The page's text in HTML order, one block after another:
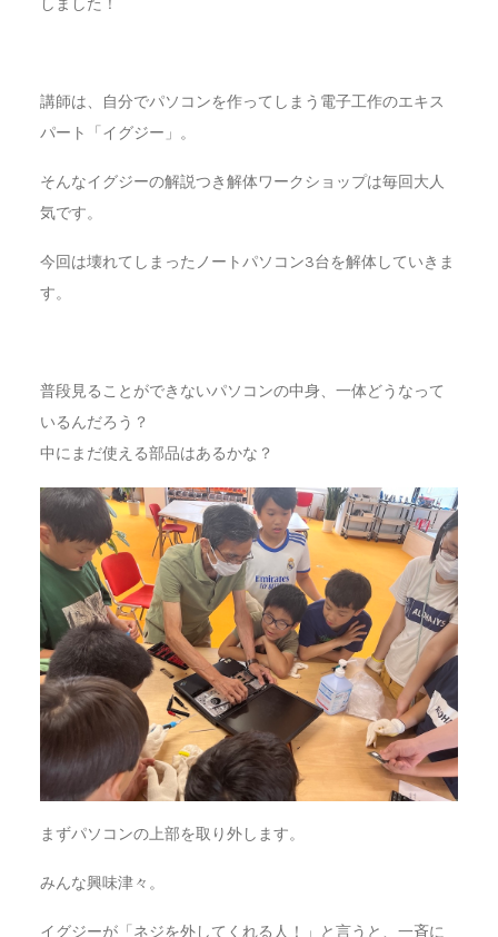
しました！
講師は、自分でパソコンを作ってしまう電子工作のエキス
パート「イグジー」。
そんなイグジーの解説つき解体ワークショップは毎回大人
気です。
今回は壊れてしまったノートパソコン3台を解体していきま
す。
普段見ることができないパソコンの中身、一体どうなって
いるんだろう？
中にまだ使える部品はあるかな？
まずパソコンの上部を取り外します。
みんな興味津々。
イグジーが「ネジを外してくれる人！」と言うと、一斉に